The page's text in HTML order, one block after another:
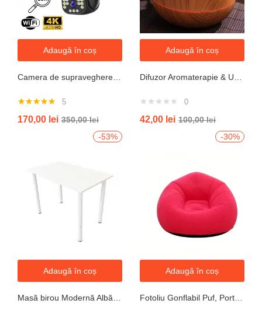
Adaugă în coș
5.00din 5
5
170,00 lei 350,00lei
Adaugă în coș
0
42,00 lei 100,00lei
-53%
Adaugă în coș
-30%
Adaugă în coș